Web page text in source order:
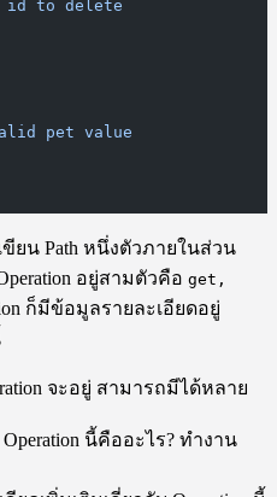
id to delete
pet value
ยน Path หนึ่งตัวภายในส่วน
อยู่สามตัวคือ get,
ก็มีข้อมูลรายละเอียดอยู่
จะอยู่ สามารถมีได้หลาย
นี้คืออะไร? ทำงาน